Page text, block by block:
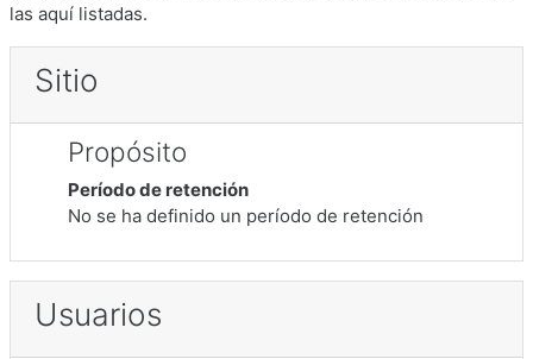
las aquí listadas.
Sitio
Propósito
Período de retención
No se ha definido un período de retención
Usuarios